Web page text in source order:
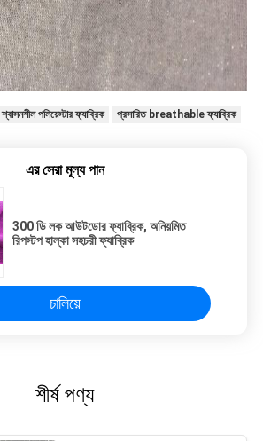
শ্বাসনশীল পলিয়েস্টার ফ্যাব্রিক প্রসারিত breathable ফ্যাব্রিক
এর সেরা মূল্য পান
300 ডি লক আউটডোর ফ্যাব্রিক, অনিয়মিত
রিপস্টপ হাল্কা সহচরী ফ্যাব্রিক
চালিয়ে
শীর্ষ পণ্য